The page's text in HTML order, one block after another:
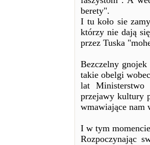
berety".
I tu koło sie
którzy nie dają
przez Tuska
Bezczelny
takie obelgi
lat Ministerstwo
przejawy kultury
wmawiające nam
I w tym
Rozpoczynając